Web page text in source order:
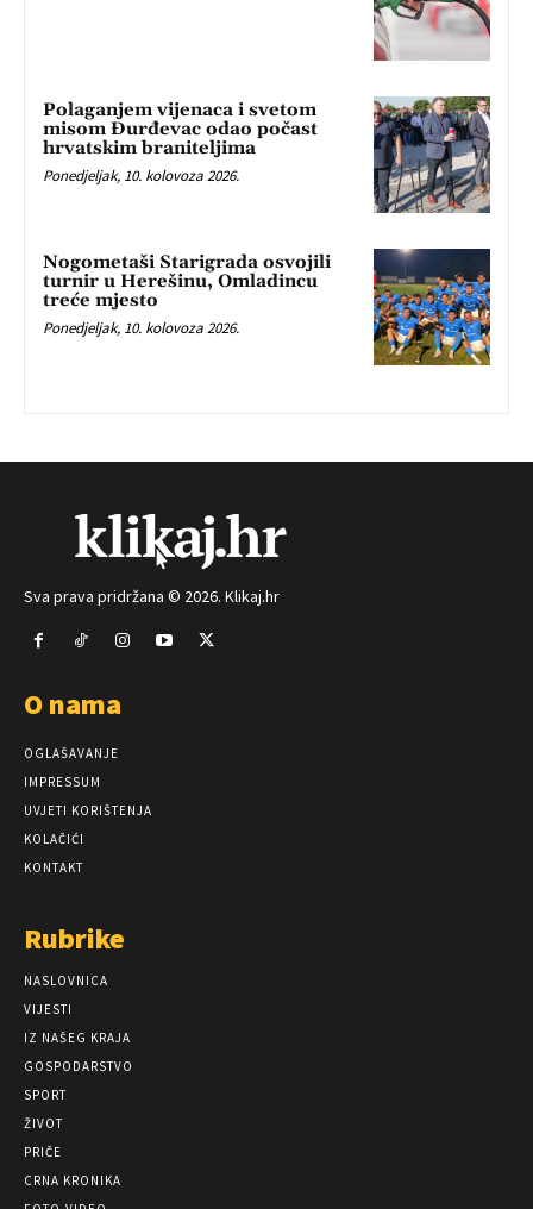
Polaganjem vijenaca i svetom
misom Đurđevac odao počast
hrvatskim braniteljima
Ponedjeljak, 10. kolovoza 2026.
Nogometaši Starigrada osvojili
turnir u Herešinu, Omladincu
treće mjesto
Ponedjeljak, 10. kolovoza 2026.
Sva prava pridržana © 2026. Klikaj.hr
O nama
OGLAŠAVANJE
IMPRESSUM
UVJETI KORIŠTENJA
KOLAČIĆI
KONTAKT
Rubrike
NASLOVNICA
VIJESTI
IZ NAŠEG KRAJA
GOSPODARSTVO
SPORT
ŽIVOT
PRIČE
CRNA KRONIKA